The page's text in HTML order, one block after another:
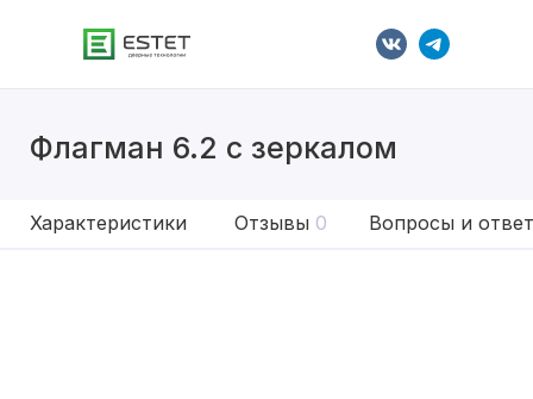
Флагман 6.2 с зеркалом
Характеристики Отзывы 0 Вопросы и